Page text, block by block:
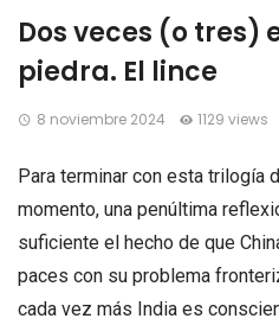
Dos veces (o tres)
piedra. El lince
8 noviembre 2024 1129 views
Para terminar con esta trilogía
momento, una penúltima
suficiente el hecho de que
paces con su problema
cada vez más India es